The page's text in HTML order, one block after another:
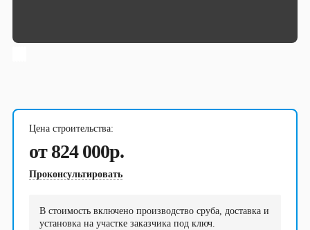
Сруб бани 6х7
Сруб бани 7х8
Цена строительства:
от 824 000р.
Проконсультировать
В стоимость включено производство сруба, доставка и
установка на участке заказчика под ключ.